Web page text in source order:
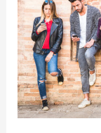
Atención
al
Cliente